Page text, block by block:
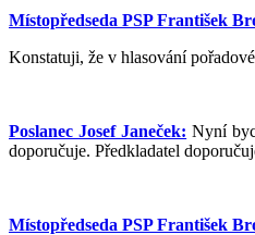
Místopředseda PSP František
Konstatuji, že v hlasování
Poslanec Josef Janeček: Nyní
doporučuje. Předkladatel
Místopředseda PSP František